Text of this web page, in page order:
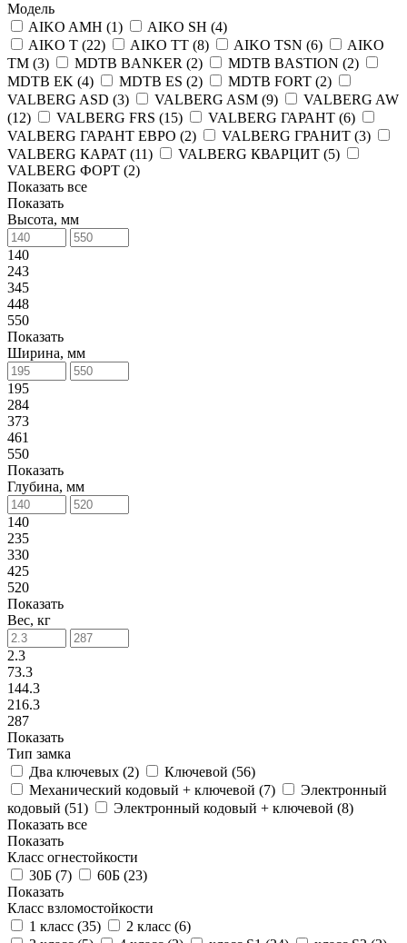
Модель
AIKO AMH (1) AIKO SH (4)
AIKO T (22) AIKO TT (8) AIKO ТSN (6)
AIKO
ТМ (3) MDTB BANKER (2) MDTB BASTION (2)
MDTB EK (4) MDTB ES (2) MDTB FORT (2)
VALBERG ASD (3) VALBERG ASM (9)
VALBERG AW
(12) VALBERG FRS (15) VALBERG ГАРАНТ (6)
VALBERG ГАРАНТ ЕВРО (2) VALBERG ГРАНИТ (3)
VALBERG КАРАТ (11) VALBERG КВАРЦИТ (5)
VALBERG ФОРТ (2)
Показать все
Показать
Высота, мм
140
243
345
448
550
Показать
Ширина, мм
195
284
373
461
550
Показать
Глубина, мм
140
235
330
425
520
Показать
Вес, кг
2.3
73.3
144.3
216.3
287
Показать
Тип замка
Два ключевых (2) Ключевой (56)
Механический кодовый + ключевой (7)
Электронный
кодовый (51) Электронный кодовый + ключевой (8)
Показать все
Показать
Класс огнестойкости
30Б (7) 60Б (23)
Показать
Класс взломостойкости
1 класс (35) 2 класс (6)